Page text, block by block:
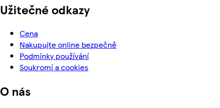
Užitečné odkazy
Cena
Nakupujte online bezpečně
Podmínky používání
Soukromí a cookies
O nás